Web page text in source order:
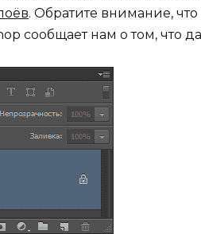
. Обратите внимание,
сообщает нам о том, что